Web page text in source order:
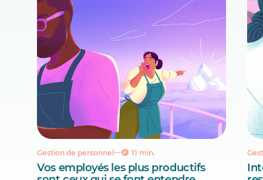
Gestion de personnel 11 min.
Vos employés les plus productifs